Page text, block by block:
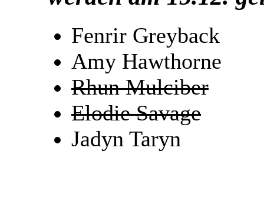
Fenrir Greyback
Amy Hawthorne
Rhun Mulciber
Elodie Savage
Jadyn Taryn